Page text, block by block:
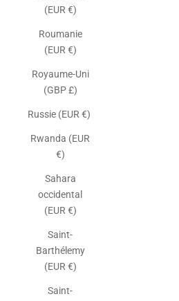
(EUR €)
Roumanie
(EUR €)
Royaume-Uni
(GBP £)
Russie (EUR €)
Rwanda (EUR
€)
Sahara
occidental
(EUR €)
Saint-
Barthélemy
(EUR €)
Saint-